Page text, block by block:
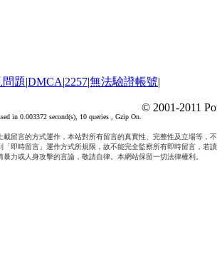
題|DMCA|2257|無法驗證帳號|
in 0.003372 second(s), 10 queries , Gzip On.
© 2001-2011
載留言的方式運作，本站對所有留言的真實性、完整性及立場等
「即時留言」運作方式所規限，故不能完全監察所有即時留言，
力或人身攻擊的言論，敬請自律。本網站保留一切法律權利。